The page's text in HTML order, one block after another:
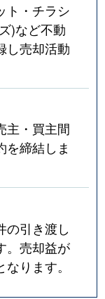
ト・チラシ
)など不動
し売却活動
主・買主間
を締結しま
の引き渡し
。売却益が
ります。